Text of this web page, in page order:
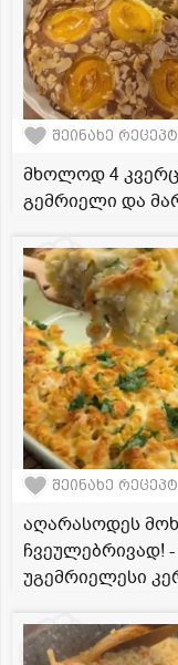
შეინახე
მხოლოდ 4
გემრიელი და
შეინახე
აღარასოდეს
ჩვეულებრივად!
უგემრიელესი